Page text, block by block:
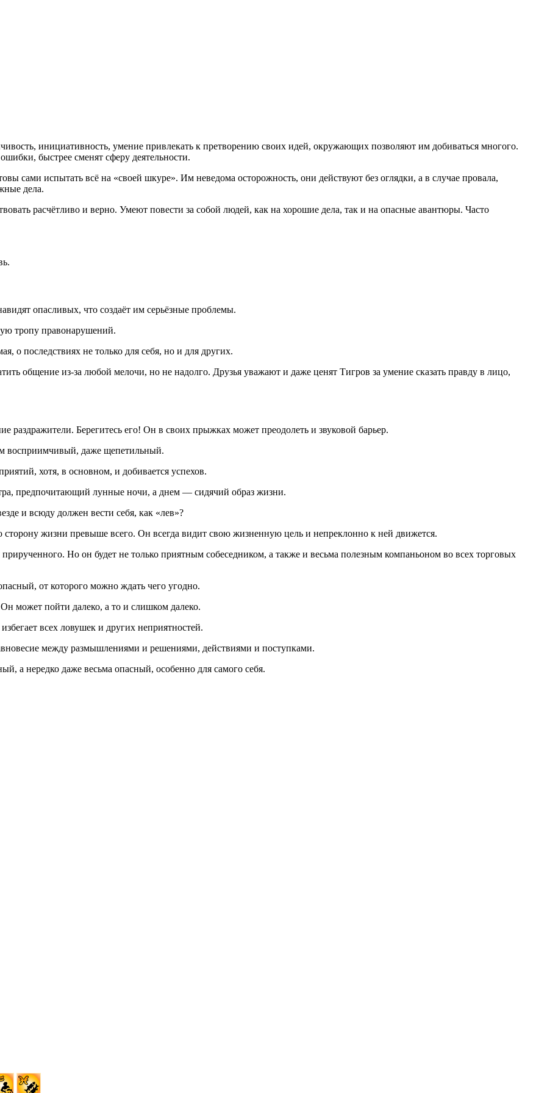
инициативность, умение привлекать к претворению своих идей, окружающих позволяют им добиваться многого.
быстрее сменят сферу деятельности.
сами испытать всё на «своей шкуре». Им неведома осторожность, они действуют без оглядки, а в случае провала,
дела.
расчётливо и верно. Умеют повести за собой людей, как на хорошие дела, так и на опасные авантюры. Часто
опасливых, что создаёт им серьёзные проблемы.
тропу правонарушений.
о последствиях не только для себя, но и для других.
общение из-за любой мелочи, но не надолго. Друзья уважают и даже ценят Тигров за умение сказать правду в лицо,
Берегитесь его! Он в своих прыжках может преодолеть и звуковой барьер.
восприимчивый, даже щепетильный.
хотя, в основном, и добивается успехов.
предпочитающий лунные ночи, а днем — сидячий образ жизни.
и всюду должен вести себя, как «лев»?
жизни превыше всего. Он всегда видит свою жизненную цель и непреклонно к ней движется.
Но он будет не только приятным собеседником, а также и весьма полезным компаньоном во всех торговых
от которого можно ждать чего угодно.
может пойти далеко, а то и слишком далеко.
всех ловушек и других неприятностей.
между размышлениями и решениями, действиями и поступками.
а нередко даже весьма опасный, особенно для самого себя.